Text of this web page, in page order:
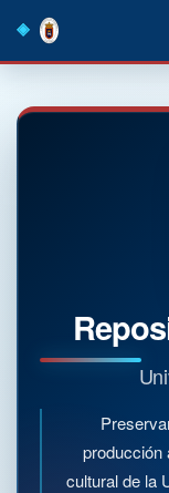
navigation
producción
cultural de la